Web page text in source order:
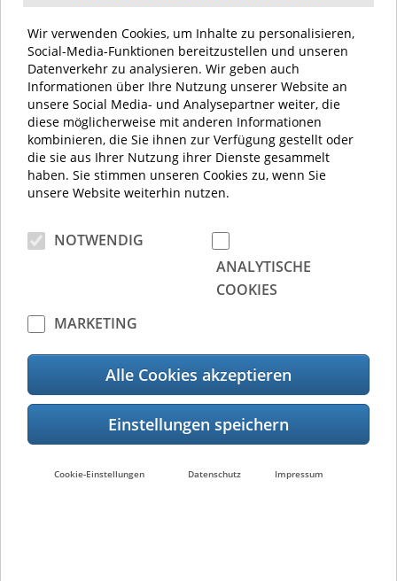
SAP device driver for TOSHIBA TEC barcode printers V001.002
SAP Flyer
Windows Driver TPCL V11.10.0 (Treiber)
Windows Driver TPCL V2023.3 M-0_E (Treiber)
Kontakt
Vertriebspartnersuche
Wir verwenden Cookies, um Inhalte zu personalisieren,
Social-Media-Funktionen bereitzustellen und unseren
Datenverkehr zu analysieren. Wir geben auch
Informationen über Ihre Nutzung unserer Website an
unsere Social Media- und Analysepartner weiter, die
diese möglicherweise mit anderen Informationen
kombinieren, die Sie ihnen zur Verfügung gestellt oder
die sie aus Ihrer Nutzung ihrer Dienste gesammelt
haben. Sie stimmen unseren Cookies zu, wenn Sie
unsere Website weiterhin nutzen.
NOTWENDIG
ANALYTISCHE
COOKIES
MARKETING
Alle Cookies akzeptieren
Cookie-Einstellungen Datenschutz Impressum